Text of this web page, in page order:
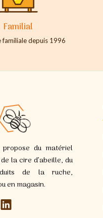
Familial
familiale depuis 1996
propose du matériel
la cire d’abeille, du
de la ruche,
en magasin.